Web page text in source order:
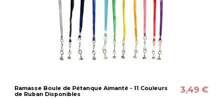
Ramasse Boule de Pétanque Aimanté - 11 Couleurs
de Ruban Disponibles
3,49 €